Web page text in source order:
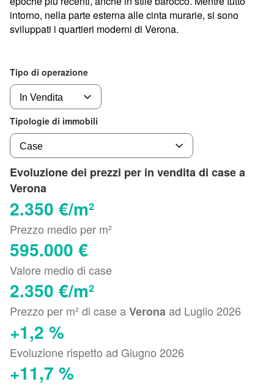
intorno, nella parte esterna alle cinta murarie, si sono
sviluppati i quartieri moderni di Verona.
Tipo di operazione
Tipologie di immobili
Evoluzione dei prezzi per in vendita di case a
Verona
2.350 €/m²
Prezzo medio per m²
595.000 €
Valore medio di case
2.350 €/m²
Prezzo per m² di case aVeronaad Luglio 2026
+1,2 %
Evoluzione rispetto ad Giugno 2026
+11,7 %